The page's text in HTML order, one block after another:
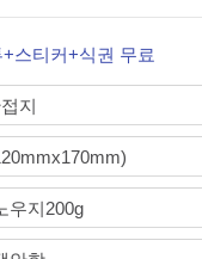
+스티커+식권 무료
지
우지200g